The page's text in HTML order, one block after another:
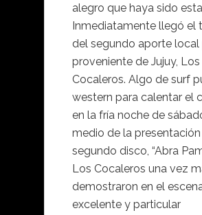
alegro que haya sido
Inmediatamente llegó el
del segundo aporte local
proveniente de Jujuy, Los
Cocaleros. Algo de surf
western para calentar el
en la fría noche de
medio de la
segundo disco, “Abra
Los Cocaleros una vez
demostraron en el
excelente y particular